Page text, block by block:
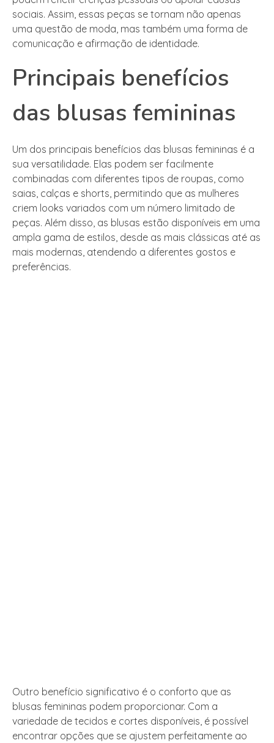
sociais. Assim, essas peças se tornam não apenas
uma questão de moda, mas também uma forma de
comunicação e afirmação de identidade.
Principais benefícios
das blusas femininas
Um dos principais benefícios das blusas femininas é a
sua versatilidade. Elas podem ser facilmente
combinadas com diferentes tipos de roupas, como
saias, calças e shorts, permitindo que as mulheres
criem looks variados com um número limitado de
peças. Além disso, as blusas estão disponíveis em uma
ampla gama de estilos, desde as mais clássicas até as
mais modernas, atendendo a diferentes gostos e
preferências.
Outro benefício significativo é o conforto que as
blusas femininas podem proporcionar. Com a
variedade de tecidos e cortes disponíveis, é possível
encontrar opções que se ajustem perfeitamente ao